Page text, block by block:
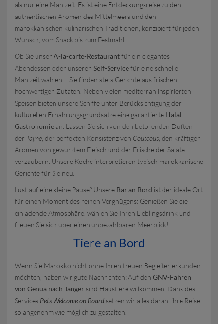
als nur eine Mahlzeit: Es ist eine Entdeckungsreise zu den
authentischen Aromen des Mittelmeers und den
marokkanischen kulinarischen Traditionen, konzipiert für jeden
Wunsch, vom Snack bis zum Festmahl.
Ob Sie unser A-la-carte-Restaurantfür ein elegantes
Abendessen oder unseren Self-Servicefür eine schnelle
Mahlzeit wählen – Sie finden stets Gerichte aus frischen,
hochwertigen Zutaten. Neben vielen mediterran inspirierten
Speisen bieten unsere Schiffe unter Berücksichtigung der
kulturellen Ernährungsgrundsätze eine garantierte Halal-
Gastronomie an. Lassen Sie sich von den betörenden Düften
der Tajine , der perfekten Konsistenz von Couscous , den kräftigen
Aromen von gewürztem Fleisch und der Frische der Salate
verzaubern. Unsere Köche interpretieren typisch marokkanische
Gerichte für Sie neu.
Lust auf eine kleine Pause? Unsere Bar an Bord ist der ideale Ort
für einen Moment des reinen Vergnügens: Genießen Sie die
einladende Atmosphäre, wählen Sie Ihren Lieblingsdrink und
freuen Sie sich über einen unbezahlbaren Meerblick!
Tiere an Bord
Wenn Sie Marokko nicht ohne Ihren treuen Begleiter erkunden
möchten, haben wir gute Nachrichten: Auf den GNV-Fähren
von Genua nach Tanger sind Haustiere willkommen. Dank des
Services Pets Welcome on Board setzen wir alles daran, ihre Reise
so angenehm wie möglich zu gestalten.